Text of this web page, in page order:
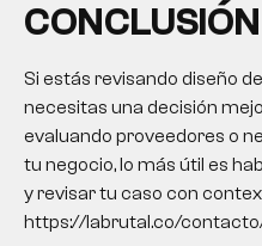
CONCLUSIÓN
Si estás revisando diseño
necesitas una decisión
evaluando proveedores o
tu negocio, lo más útil es
y revisar tu caso con
https://labrutal.co/